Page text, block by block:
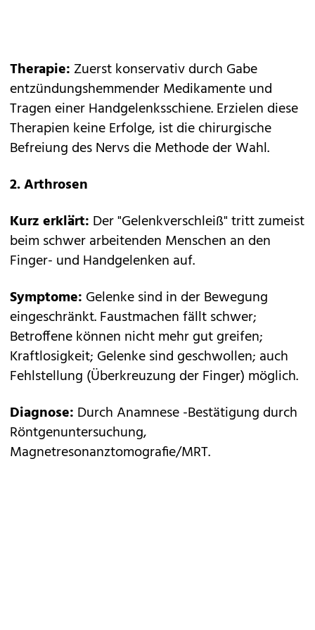
Therapie: Zuerst konservativ durch Gabe
entzündungshemmender Medikamente und
Tragen einer Handgelenksschiene. Erzielen diese
Therapien keine Erfolge, ist die chirurgische
Befreiung des Nervs die Methode der Wahl.
2. Arthrosen
Kurz erklärt: Der "Gelenkverschleiß" tritt zumeist
beim schwer arbeitenden Menschen an den
Finger- und Handgelenken auf.
Symptome: Gelenke sind in der Bewegung
eingeschränkt. Faustmachen fällt schwer;
Betroffene können nicht mehr gut greifen;
Kraftlosigkeit; Gelenke sind geschwollen; auch
Fehlstellung (Überkreuzung der Finger) möglich.
Diagnose: Durch Anamnese -Bestätigung durch
Röntgenuntersuchung,
Magnetresonanztomografie/MRT.